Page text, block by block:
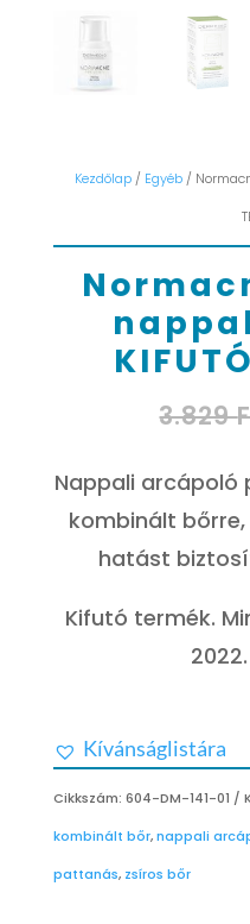
Kezdőlap / Egyéb /
3.829
Nappali arcápoló
kombinált
hatást
Kifutó termék.
Kívánságlistára
Cikkszám: 604-DM-141-01
kombinált bőr,nappali
pattanás, zsíros bőr